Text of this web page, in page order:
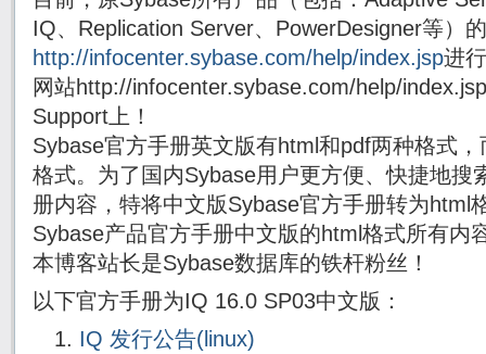
IQ、Replication Server、PowerDesigner等）
http://infocenter.sybase.com/help/index.jsp进
网站http://infocenter.sybase.com/help/
Support上！
Sybase官方手册英文版有html和pdf两种格式
格式。为了国内Sybase用户更方便、快捷地搜
册内容，特将中文版Sybase官方手册转为html
Sybase产品官方手册中文版的html格式所有内
本博客站长是Sybase数据库的铁杆粉丝！
以下官方手册为IQ 16.0 SP03中文版：
IQ 发行公告(linux)